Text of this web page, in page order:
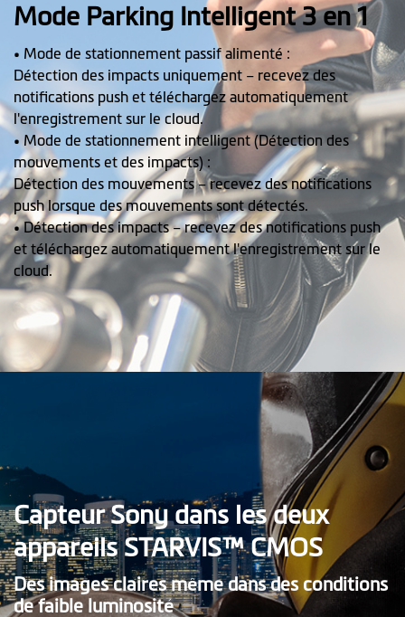
Mode Parking Intelligent 3 en 1
• Mode de stationnement passif alimenté :
Détection des impacts uniquement – recevez des
notifications push et téléchargez automatiquement
l'enregistrement sur le cloud.
• Mode de stationnement intelligent (Détection des
mouvements et des impacts) :
Détection des mouvements – recevez des notifications
push lorsque des mouvements sont détectés.
• Détection des impacts – recevez des notifications push
et téléchargez automatiquement l'enregistrement sur le
cloud.
Capteur Sony dans les deux
appareils STARVIS™ CMOS
Des images claires même dans des conditions
de faible luminosité